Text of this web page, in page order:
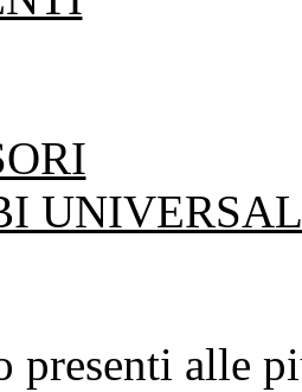
presenti alle